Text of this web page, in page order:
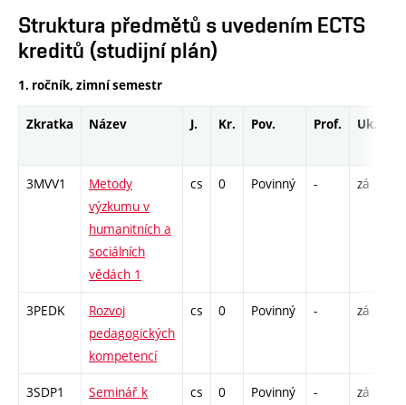
Struktura předmětů s uvedením ECTS
kreditů (studijní plán)
1. ročník, zimní semestr
Zkratka Název J. Kr. Pov. Prof. Uk.
3MVV1
Metody
výzkumu v
humanitních a
sociálních
vědách 1
cs 0 Povinný - zá
3PEDK
Rozvoj
pedagogických
kompetencí
cs 0 Povinný - zá
3SDP1
Seminář k
cs 0 Povinný - zá